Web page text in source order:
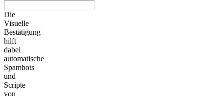
Die
Visuelle
Bestätigung
hilft
dabei
automatische
Spambots
und
Scripte
von